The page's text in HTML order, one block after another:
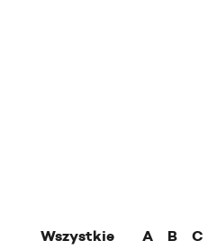
Wszystkie A B C